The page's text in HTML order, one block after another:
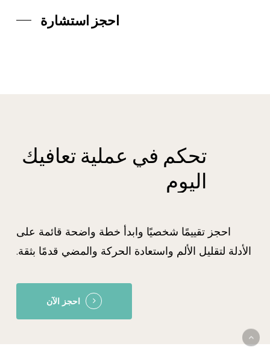
احجز استشارة
تحكم في عملية تعافيك
اليوم
احجز تقييمًا شخصيًا وابدأ خطة واضحة قائمة على
الأدلة لتقليل الألم واستعادة الحركة والمضي قدمًا بثقة.
احجز الآن